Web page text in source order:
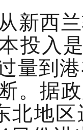
新西
投入
量到
。据
北地